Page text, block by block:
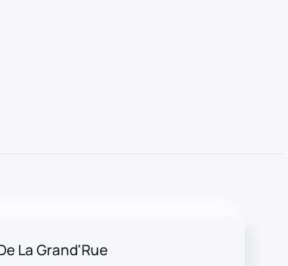
La Grand'Rue